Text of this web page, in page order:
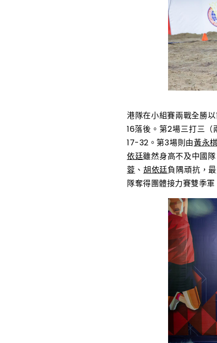
港隊在小組賽兩戰全勝
16落後。第2場三打三
17-32。第3場則由黃永
依廷雖然身高不及中國
蓉 、 胡依廷負隅頑抗，
隊奪得團體接力賽雙季